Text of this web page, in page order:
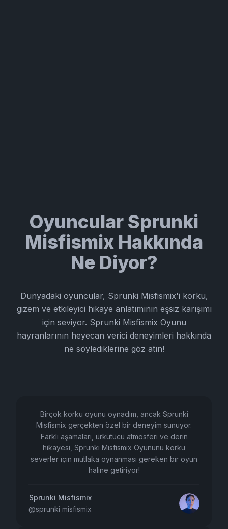
Oyuncular Sprunki
Misfismix Hakkında
Ne Diyor?
Dünyadaki oyuncular, Sprunki Misfismix'i korku,
gizem ve etkileyici hikaye anlatımının eşsiz karışımı
için seviyor. Sprunki Misfismix Oyunu
hayranlarının heyecan verici deneyimleri hakkında
ne söylediklerine göz atın!
Birçok korku oyunu oynadım, ancak Sprunki
Misfismix gerçekten özel bir deneyim sunuyor.
Farklı aşamaları, ürkütücü atmosferi ve derin
hikayesi, Sprunki Misfismix Oyununu korku
severler için mutlaka oynanması gereken bir oyun
haline getiriyor!
Sprunki Misfismix
@sprunki misfismix